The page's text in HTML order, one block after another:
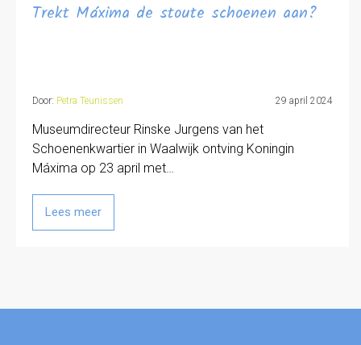
Trekt Máxima de stoute schoenen aan?
Door: Petra Teunissen 29 april 2024
Museumdirecteur Rinske Jurgens van het
Schoenenkwartier in Waalwijk ontving Koningin
Máxima op 23 april met…
Lees meer